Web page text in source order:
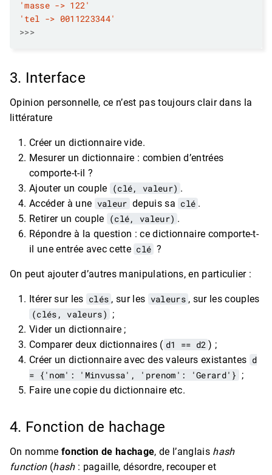
'masse -> 122'
'tel -> 0011223344'
>>>
3. Interface
Opinion personnelle, ce n’est pas toujours clair dans la
littérature
Créer un dictionnaire vide.
Mesurer un dictionnaire : combien d’entrées
comporte-t-il ?
Ajouter un couple (clé, valeur) .
Accéder à une valeur depuis sa clé .
Retirer un couple (clé, valeur) .
Répondre à la question : ce dictionnaire comporte-t-
il une entrée avec cette clé ?
On peut ajouter d’autres manipulations, en particulier :
Itérer sur les clés , sur les valeurs , sur les couples
(clés, valeurs) ;
Vider un dictionnaire ;
Comparer deux dictionnaires ( d1 == d2 ) ;
Créer un dictionnaire avec des valeurs existantes d
= {'nom': 'Minvussa', 'prenom': 'Gerard'} ;
Faire une copie du dictionnaire etc.
4. Fonction de hachage
On nomme fonction de hachage, de l’anglais hash
function(hash: pagaille, désordre, recouper et